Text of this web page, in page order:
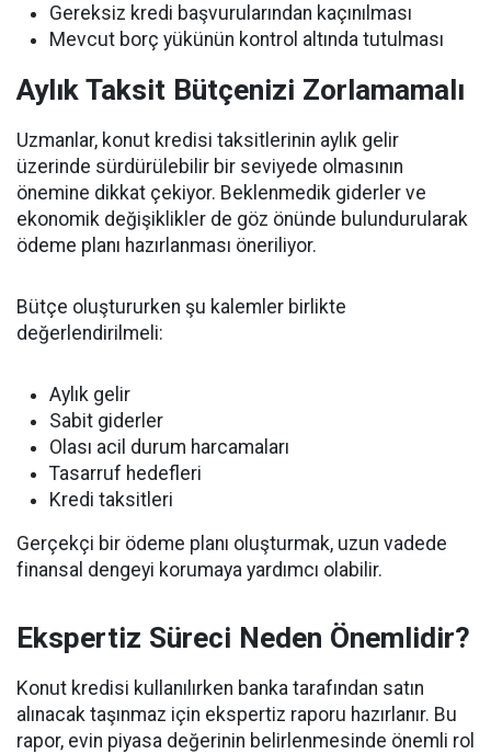
Gereksiz kredi başvurularından kaçınılması
Mevcut borç yükünün kontrol altında tutulması
Aylık Taksit Bütçenizi Zorlamamalı
Uzmanlar, konut kredisi taksitlerinin aylık gelir
üzerinde sürdürülebilir bir seviyede olmasının
önemine dikkat çekiyor. Beklenmedik giderler ve
ekonomik değişiklikler de göz önünde bulundurularak
ödeme planı hazırlanması öneriliyor.
Bütçe oluştururken şu kalemler birlikte
değerlendirilmeli:
Aylık gelir
Sabit giderler
Olası acil durum harcamaları
Tasarruf hedefleri
Kredi taksitleri
Gerçekçi bir ödeme planı oluşturmak, uzun vadede
finansal dengeyi korumaya yardımcı olabilir.
Ekspertiz Süreci Neden Önemlidir?
Konut kredisi kullanılırken banka tarafından satın
alınacak taşınmaz için ekspertiz raporu hazırlanır. Bu
rapor, evin piyasa değerinin belirlenmesinde önemli rol